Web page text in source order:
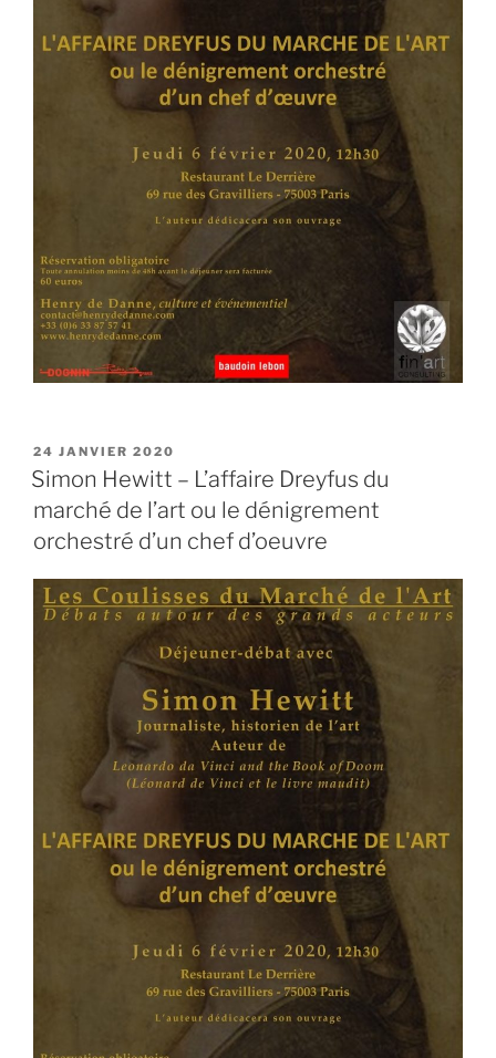
PUBLIÉ
LE
24 JANVIER 2020
Simon Hewitt – L’affaire Dreyfus du
marché de l’art ou le dénigrement
orchestré d’un chef d’oeuvre